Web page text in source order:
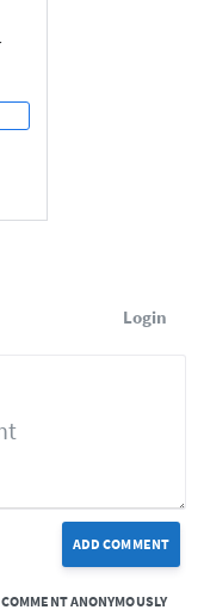
Login
ADD COMMENT
COMMENT ANONYMOUSLY